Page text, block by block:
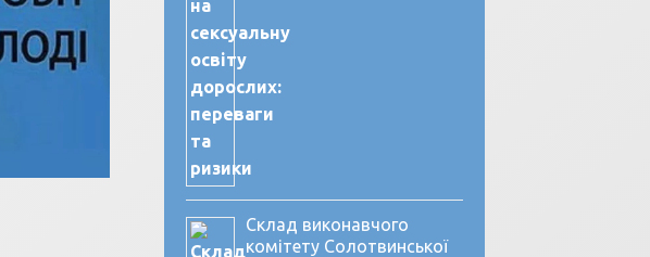
Склад виконавчого
комітету Солотвинської